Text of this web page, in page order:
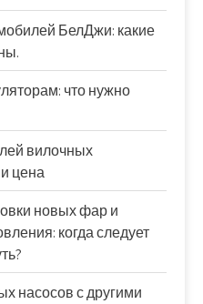
БелДжи: какие
что нужно
вилочных
цена
новых фар и
когда следует
насосов с другими